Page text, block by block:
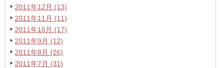
2011年12月 (13)
2011年11月 (11)
2011年10月 (17)
2011年9月 (12)
2011年8月 (26)
2011年7月 (31)